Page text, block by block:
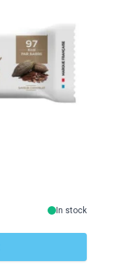
In stock